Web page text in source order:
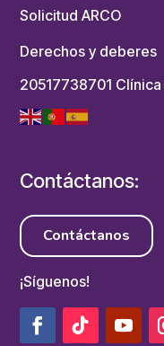
Solicitud ARCO
Derechos y deberes
20517738701
Contáctanos:
Contáctanos
¡Síguenos!